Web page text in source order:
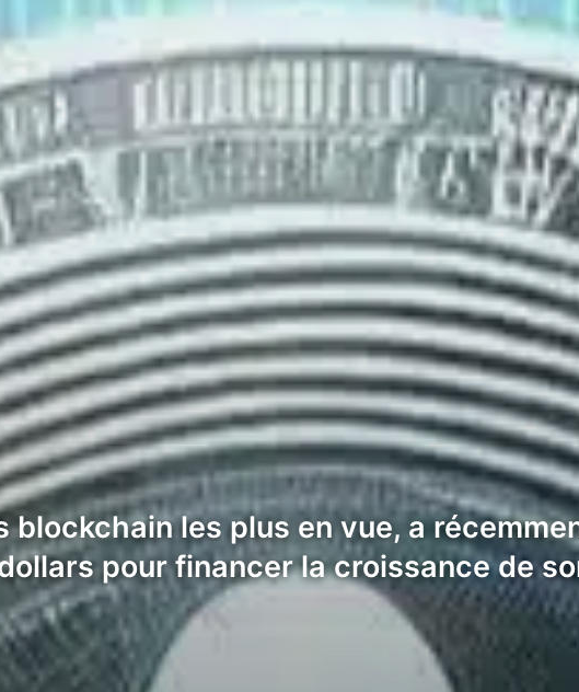
blockchain les plus en vue, a
pour financer la croissance de